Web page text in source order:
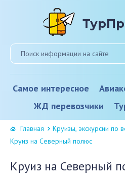
Самое интересное
ЖД перевозчики
Главная
Круизы, экскурсии по
Круиз на Северный полюс
Круиз на Северный